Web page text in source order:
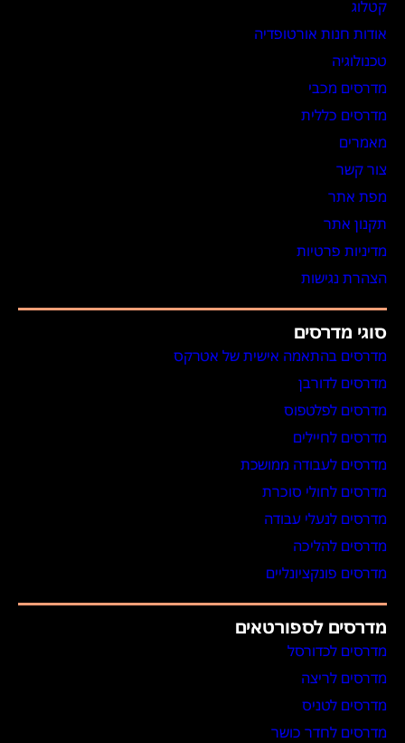
קטלוג
אודות חנות אורטופדיה
טכנולוגיה
מדרסים מכבי
מדרסים כללית
מאמרים
צור קשר
מפת אתר
תקנון אתר
מדיניות פרטיות
הצהרת נגישות
סוגי מדרסים
מדרסים בהתאמה אישית של אטרקס
מדרסים לדורבן
מדרסים לפלטפוס
מדרסים לחיילים
מדרסים לעבודה ממושכת
מדרסים לחולי סוכרת
מדרסים לנעלי עבודה
מדרסים להליכה
מדרסים פונקציונליים
מדרסים לספורטאים
מדרסים לכדורסל
מדרסים לריצה
מדרסים לטניס
מדרסים לחדר כושר